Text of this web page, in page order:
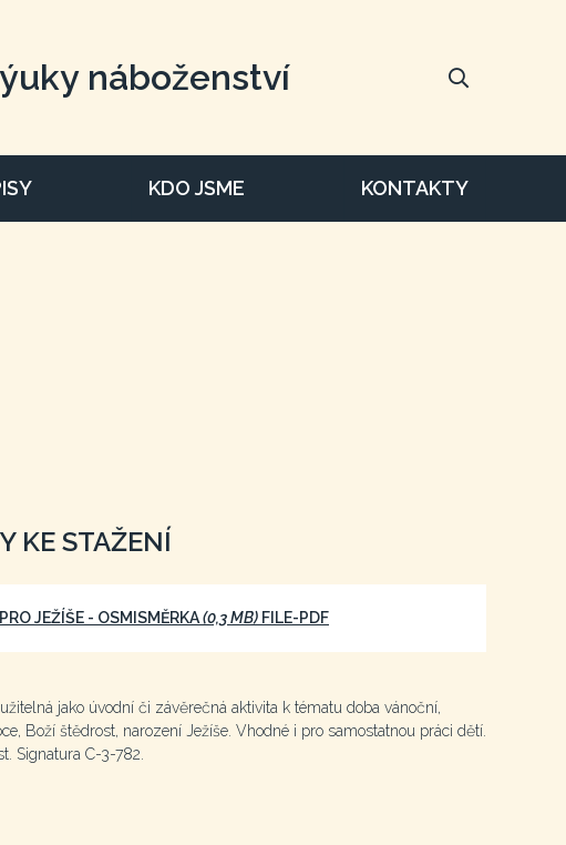
náboženství
KDO JSME KONTAKTY
KE STAŽENÍ
JEŽÍŠE - OSMISMĚRKA(0,3 MB) FILE-PDF
jako úvodní či závěrečná aktivita k tématu doba vánoční,
Boží štědrost, narození Ježíše. Vhodné i pro samostatnou práci dětí.
Signatura C-3-782.